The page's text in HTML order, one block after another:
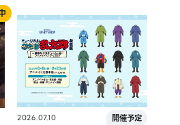
2026.07.10